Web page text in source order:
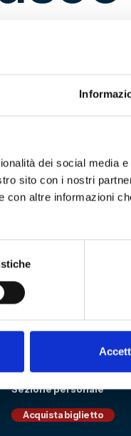
dei social media
sito con i nostri
con altre informazioni
15.00 alle
per l’anno
il prossimo
del Museo.
Education
Shop
Carrello
Sezione personale
Acquista biglietto